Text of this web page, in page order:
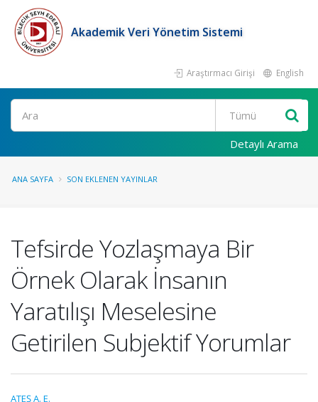
Akademik Veri Yönetim Sistemi
Araştırmacı Girişi English
Ara
Detaylı Arama
ANA SAYFA SON EKLENEN YAYINLAR
Tefsirde Yozlaşmaya Bir
Örnek Olarak İnsanın
Yaratılışı Meselesine
Getirilen Subjektif Yorumlar
ATEŞ A. E.